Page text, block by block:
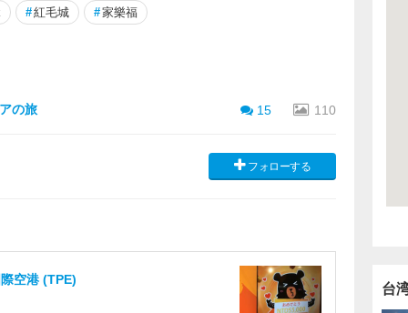
#紅毛城 #家樂福
の旅 15 110
フォローする
空港 (TPE)
台